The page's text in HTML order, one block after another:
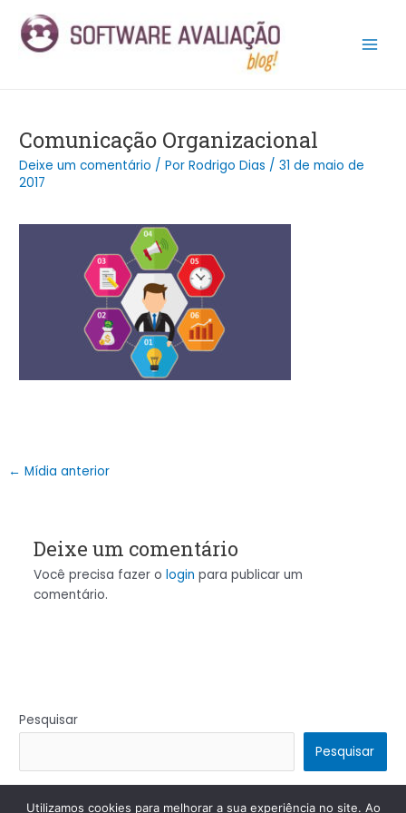
para
Comunicação Organizacional
Deixe um comentário / PorRodrigo Dias /31 de maio de
2017
navigation
← Mídia anterior
Deixe um comentário
Você precisa fazer o login para publicar um
comentário.
Pesquisar
Pesquisar
Utilizamos cookies para melhorar a sua experiência no site. Ao